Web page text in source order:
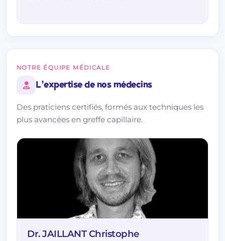
NOTRE ÉQUIPE MÉDICALE
L’expertise de nos médecins
Des praticiens certifiés, formés aux techniques les
plus avancées en greffe capillaire.
Dr. JAILLANT Christophe